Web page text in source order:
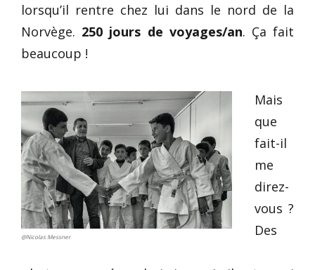
lorsqu’il rentre chez lui dans le nord de la
Norvège. 250 jours de voyages/an. Ça fait
beaucoup !
@Nicolas Messner
Mais
que
fait-il
me
direz-
vous ?
Des